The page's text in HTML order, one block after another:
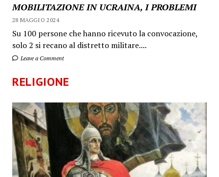
MOBILITAZIONE IN UCRAINA, I PROBLEMI
28 MAGGIO 2024
Su 100 persone che hanno ricevuto la convocazione,
solo 2 si recano al distretto militare....
Leave a Comment
RELIGIONE